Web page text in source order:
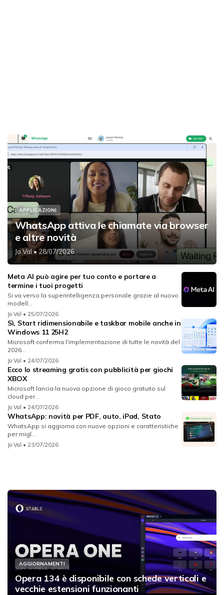
APPLICAZIONI
WhatsApp attiva le chiamate via browser
e altre novità
Jo Val• 28/07/2026
Meta AI può agire per tuo conto e portare a
termine i tuoi progetti
Si va verso la superintelligenza personale grazie al nuovo
modell...
Jo Val • 25/07/2026
Sì, Start ridimensionabile e taskbar mobile anche in
Windows 11 25H2
Microsoft conferma l'implementazione di tutte le novità del
2026...
Jo Val • 24/07/2026
Ecco lo streaming gratis con pubblicità per giochi
XBOX
Microsoft lancia la nuova opzione di gioco gratuito sul
cloud per...
Jo Val • 24/07/2026
WhatsApp: novità per PDF, auto, iPad, Stato
WhatsApp si aggiorna con nuove opzioni e caratteristiche
per migl...
Jo Val • 23/07/2026
AGGIORNAMENTI
Opera 134 è disponibile con schede verticali e
vecchie estensioni funzionanti